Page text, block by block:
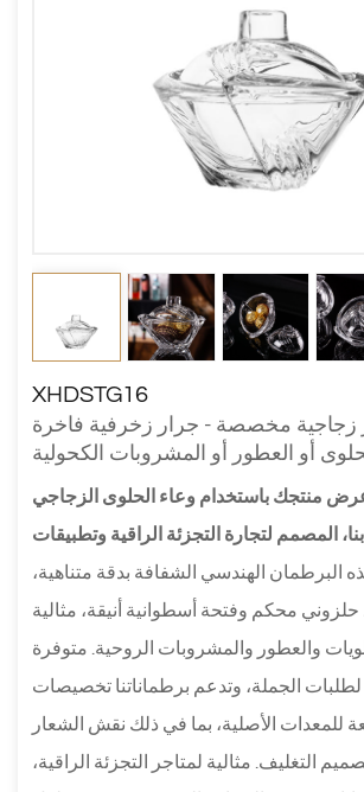
XHDSTG16
زجاجية مخصصة - جرار زخرفية فاخرة
أو العطور أو المشروبات الكحولية
منتجك باستخدام وعاء الحلوى الزجاجي
المصمم لتجارة التجزئة الراقية وتطبيقات
البرطمان الهندسي الشفافة بدقة متناهية،
حلزوني محكم وفتحة أسطوانية أنيقة، مثالية
والعطور والمشروبات الروحية. متوفرة
الجملة، وتدعم برطماناتنا تخصيصات
للمعدات الأصلية، بما في ذلك نقش الشعار
التغليف. مثالية لمتاجر التجزئة الراقية،